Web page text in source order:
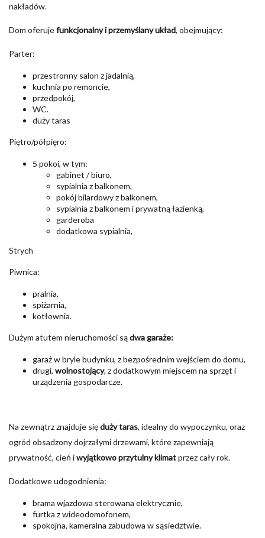
nakładów.
Dom oferujefunkcjonalny i przemyślany układ, obejmujący:
Parter:
przestronny salon z jadalnią,
kuchnia po remoncie,
przedpokój,
WC.
duży taras
Piętro/półpięro:
5 pokoi, w tym:
gabinet / biuro,
sypialnia z balkonem,
pokój bilardowy z balkonem,
sypialnia z balkonem i prywatną łazienką,
garderoba
dodatkowa sypialnia,
Strych
Piwnica:
pralnia,
spiżarnia,
kotłownia.
Dużym atutem nieruchomości sądwa garaże:
garaż w bryle budynku, z bezpośrednim wejściem do domu,
drugi, wolnostojący, z dodatkowym miejscem na sprzęt i
urządzenia gospodarcze.
Na zewnątrz znajduje sięduży taras, idealny do wypoczynku, oraz
ogród obsadzony dojrzałymi drzewami, które zapewniają
prywatność, cień iwyjątkowo przytulny klimatprzez cały rok.
Dodatkowe udogodnienia:
brama wjazdowa sterowana elektrycznie,
furtka z wideodomofonem,
spokojna, kameralna zabudowa w sąsiedztwie.